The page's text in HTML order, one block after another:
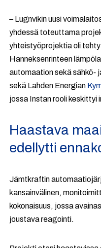
– Lugnvikin uusi
yhdessä toteuttama
yhteistyöprojektia oli
Hanneksenrinteen
automaation sekä sähkö-
sekä Lahden Energian
jossa Instan rooli keskittyi
Haastava
edellytti
Jämtkraftin
kansainvälinen,
kokonaisuus, jossa
joustava reagointi.